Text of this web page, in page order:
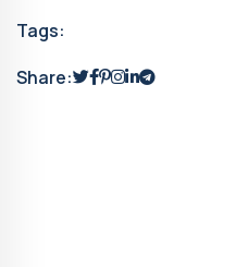
Tags:
Share: